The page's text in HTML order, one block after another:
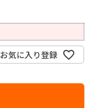
お気に入り登録